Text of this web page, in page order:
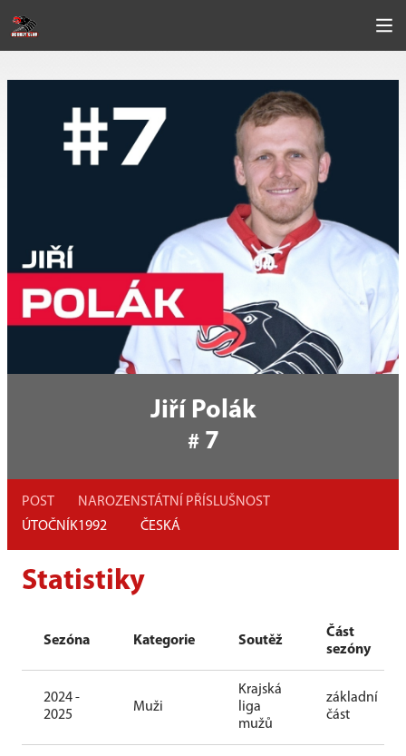
Jiří Polák
# 7
POST
ÚTOČNÍK
NAROZEN
1992
STÁTNÍ PŘÍSLUŠNOST
ČESKÁ
Statistiky
Sezóna Kategorie Soutěž
Část
sezóny
2024 -
2025
Muži
Krajská
liga
mužů
základní
část